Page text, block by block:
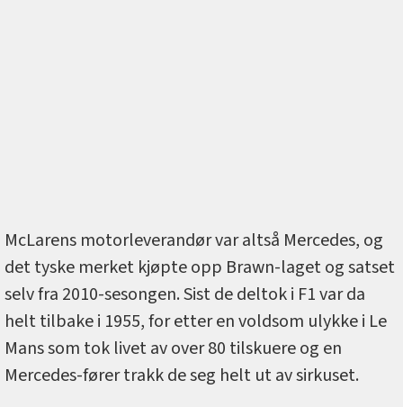
McLarens motorleverandør var altså Mercedes, og
det tyske merket kjøpte opp Brawn-laget og satset
selv fra 2010-sesongen. Sist de deltok i F1 var da
helt tilbake i 1955, for etter en voldsom ulykke i Le
Mans som tok livet av over 80 tilskuere og en
Mercedes-fører trakk de seg helt ut av sirkuset.